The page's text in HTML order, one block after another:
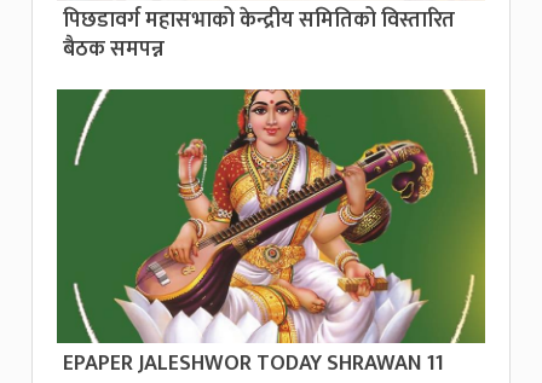
पिछडावर्ग महासभाको केन्द्रीय समितिको विस्तारित
बैठक समपन्न
EPAPER JALESHWOR TODAY SHRAWAN 11